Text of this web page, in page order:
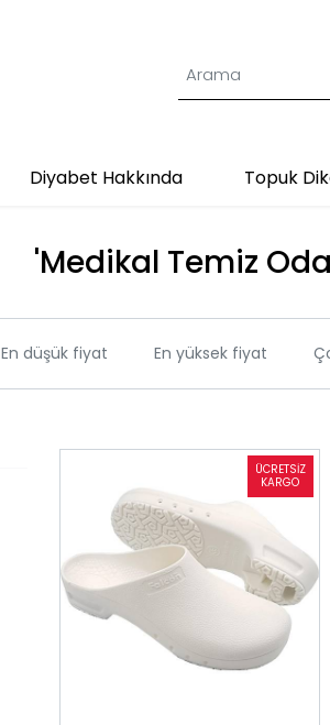
Diyabet Hakkında Topuk
'Medikal Temiz
En düşük fiyat En yüksek fiyat